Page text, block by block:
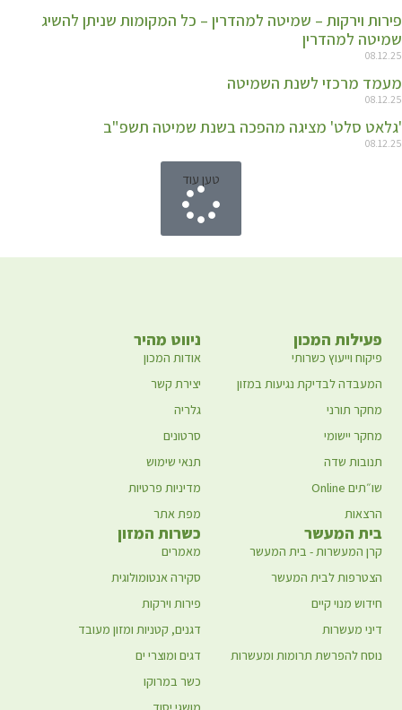
פירות וירקות – שמיטה למהדרין – כל המקומות שניתן להשיג
שמיטה למהדרין
08.12.25
מעמד מרכזי לשנת השמיטה
08.12.25
'גלאט סלט' מציגה מהפכה בשנת שמיטה תשפ"ב
08.12.25
טען עוד
ניווט מהיר
אודות המכון
יצירת קשר
גלריה
סרטונים
תנאי שימוש
מדיניות פרטיות
מפת אתר
פעילות המכון
פיקוח וייעוץ כשרותי
המעבדה לבדיקת נגיעות במזון
מחקר תורני
מחקר יישומי
תנובות שדה
שו״תים Online
הרצאות
כשרות המזון
מאמרים
סקירה אנטומולוגית
פירות וירקות
דגנים, קטניות ומזון מעובד
דגים ומוצרי ים
כשר במרוקו
בית המעשר
קרן המעשרות - בית המעשר
הצטרפות לבית המעשר
חידוש מנוי קיים
דיני מעשרות
נוסח להפרשת תרומות ומעשרות